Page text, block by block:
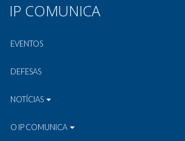
IP COMUNICA
EVENTOS
DEFESAS
NOTÍCIAS
O IP COMUNICA